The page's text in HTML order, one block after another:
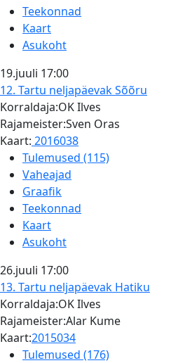
Teekonnad
Kaart
Asukoht
19.juuli 17:00
12. Tartu neljapäevakSõõru
Korraldaja:OK Ilves
Rajameister:Sven Oras
Kaart: 2016038
Tulemused (115)
Vaheajad
Graafik
Teekonnad
Kaart
Asukoht
26.juuli 17:00
13. Tartu neljapäevak Hatiku
Korraldaja:OK Ilves
Rajameister:Alar Kume
Kaart:2015034
Tulemused (176)